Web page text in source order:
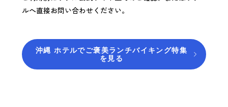
ルへ直接お問い合わせください。
沖縄 ホテルでご褒美ランチバイキング特集
を見る